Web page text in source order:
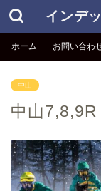
インデ
ホーム お問い合わ
中山
中山7,8,9R